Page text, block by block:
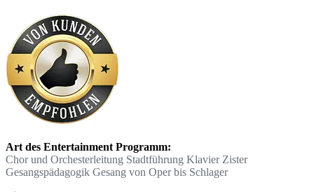
Art des Entertainment Programm:
Chor und Orchesterleitung Stadtführung Klavier Zister
Gesangspädagogik Gesang von Oper bis Schlager